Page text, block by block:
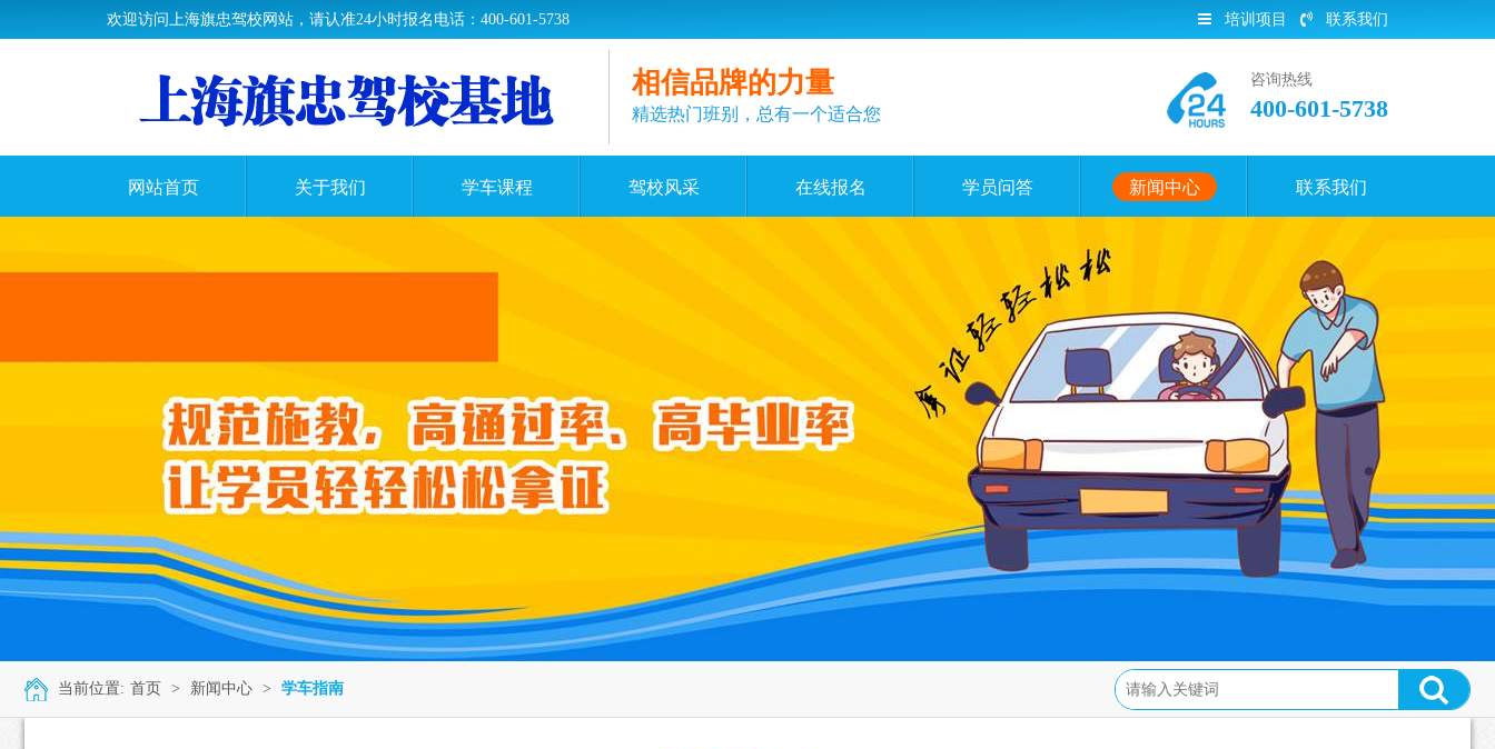
欢迎访问上海旗忠驾校网站，请认准24小时报名电话：400-601-5738 培训项目 联系我们
相信品牌的力量
精选热门班别，总有一个适合您
咨询热线
400-601-5738
网站首页 关于我们 学车课程 驾校风采 在线报名 学员问答 新闻中心 联系我们
当前位置: 首页 > 新闻中心 > 学车指南